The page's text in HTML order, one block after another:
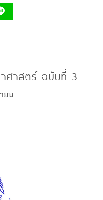
ศาสตร์ ฉบับที่ 3
ยน